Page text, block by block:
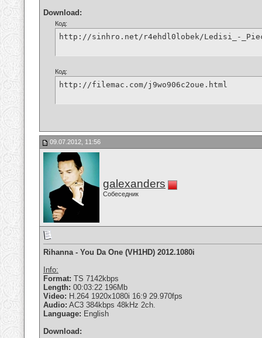
Download:
Код:
http://sinhro.net/r4ehdl0lobek/Ledisi_-
Код:
http://filemac.com/j9wo906c2oue.html
09.07.2012, 11:56
galexanders
Собеседник
Rihanna - You Da One (VH1HD) 2012.1080i
Info:
Format: TS 7142kbps
Length: 00:03:22 196Mb
Video: H.264 1920x1080i 16:9 29.970fps
Audio: AC3 384kbps 48kHz 2ch.
Language: English
Download: